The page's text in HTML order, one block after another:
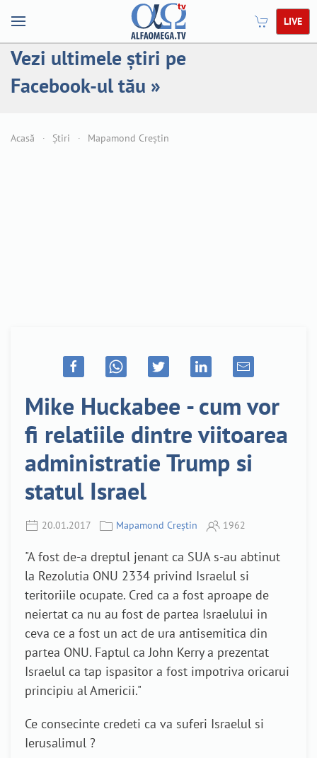
LIVE
Vezi ultimele știri pe
Facebook-ul tău »
Acasă Știri Mapamond Creștin
Mike Huckabee - cum vor
fi relatiile dintre viitoarea
administratie Trump si
statul Israel
20.01.2017 Mapamond Creștin 1962
"A fost de-a dreptul jenant ca SUA s-au abtinut
la Rezolutia ONU 2334 privind Israelul si
teritoriile ocupate. Cred ca a fost aproape de
neiertat ca nu au fost de partea Israelului in
ceva ce a fost un act de ura antisemitica din
partea ONU. Faptul ca John Kerry a prezentat
Israelul ca tap ispasitor a fost impotriva oricarui
principiu al Americii."
Ce consecinte credeti ca va suferi Israelul si
Ierusalimul ?